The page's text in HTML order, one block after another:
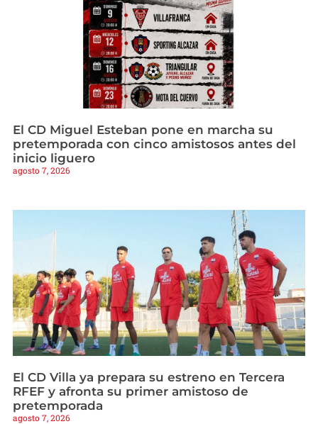
El CD Miguel Esteban pone en marcha su
pretemporada con cinco amistosos antes del
inicio liguero
agosto 7, 2026
El CD Villa ya prepara su estreno en Tercera
RFEF y afronta su primer amistoso de
pretemporada
agosto 7, 2026